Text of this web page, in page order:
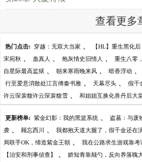
查看更多
热门点击: 穿越：无双大当家 、 【HL】重生黑化
宋宛秋 、 蛊真人 、 炮灰情史旧情人 、 重生八零
自星际最高监狱 、 朝来寒雨晚来风 、 暗香浮动 、
行至爱意消散处江言傅秦书雅 、 天幕尽头 、 假千
许云琛裴馥许云琛裴馥雪 、 和姐姐互换化兽丹后大
更新榜单: 紫金幻影：我的黑篮系统 、 盗墓：与废
袭 、 顾忘西川 、 我都抱天道大腿了，假千金还在
局联手OK，缔造紫金王朝 、 我在公路求生游戏靠考
【治安和刑事侦查】 、 娇知青靠颠勺，反向养落魄